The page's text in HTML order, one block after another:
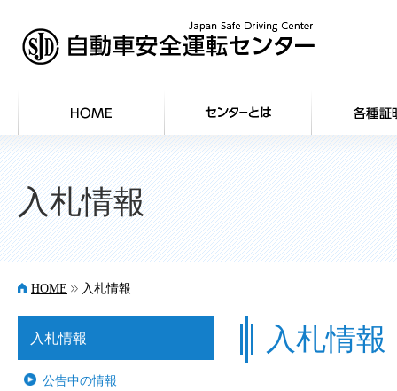
入札情報
HOME >> 入札情報
入札情報
入札情報
公告中の情報